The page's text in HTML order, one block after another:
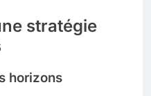
stratégie
horizons